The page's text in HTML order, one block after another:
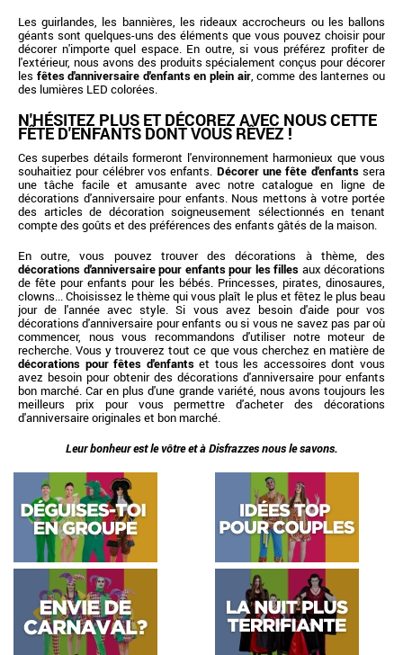
Les guirlandes, les bannières, les rideaux accrocheurs ou les ballons
géants sont quelques-uns des éléments que vous pouvez choisir pour
décorer n'importe quel espace. En outre, si vous préférez profiter de
l'extérieur, nous avons des produits spécialement conçus pour décorer
les fêtes d'anniversaire d'enfants en plein air, comme des lanternes ou
des lumières LED colorées.
N'HÉSITEZ PLUS ET DÉCOREZ AVEC NOUS CETTE
FÊTE D'ENFANTS DONT VOUS RÊVEZ !
Ces superbes détails formeront l'environnement harmonieux que vous
souhaitiez pour célébrer vos enfants. Décorer une fête d'enfantssera
une tâche facile et amusante avec notre catalogue en ligne de
décorations d'anniversaire pour enfants. Nous mettons à votre portée
des articles de décoration soigneusement sélectionnés en tenant
compte des goûts et des préférences des enfants gâtés de la maison.
En outre, vous pouvez trouver des décorations à thème, des
décorations d'anniversaire pour enfants pour les filles aux décorations
de fête pour enfants pour les bébés. Princesses, pirates, dinosaures,
clowns... Choisissez le thème qui vous plaît le plus et fêtez le plus beau
jour de l'année avec style. Si vous avez besoin d'aide pour vos
décorations d'anniversaire pour enfants ou si vous ne savez pas par où
commencer, nous vous recommandons d'utiliser notre moteur de
recherche. Vous y trouverez tout ce que vous cherchez en matière de
décorations pour fêtes d'enfantset tous les accessoires dont vous
avez besoin pour obtenir des décorations d'anniversaire pour enfants
bon marché. Car en plus d'une grande variété, nous avons toujours les
meilleurs prix pour vous permettre d'acheter des décorations
d'anniversaire originales et bon marché.
Leur bonheur est le vôtre et à Disfrazzes nous le savons.